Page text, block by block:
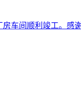
车间顺利竣工。感